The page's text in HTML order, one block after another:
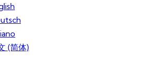
(简体)